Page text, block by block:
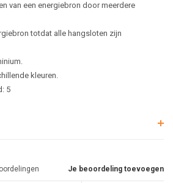
van een energiebron door meerdere
totdat alle hangsloten zijn
kleuren.
5
Je beoordeling toevoegen